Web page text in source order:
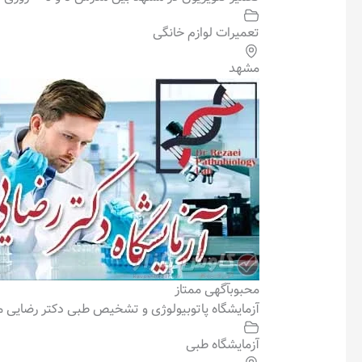
تعمیرات لوازم خانگی
مشهد
محبوبآگهی ممتاز
آزمایشگاه پاتوبیولوژی و تشخیص طبی دکتر
آزمایشگاه طبی